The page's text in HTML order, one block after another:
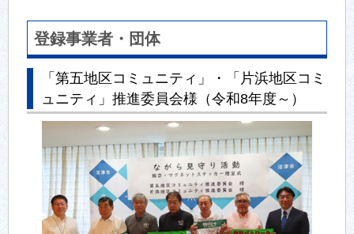
登録事業者・団体
「第五地区コミュニティ」・「片浜地区コミ
ュニティ」推進委員会様（令和8年度～）